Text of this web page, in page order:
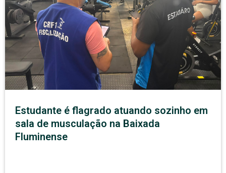
Estudante é flagrado atuando sozinho em
sala de musculação na Baixada
Fluminense